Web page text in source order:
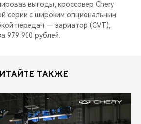
выгоды, кроссовер Chery
серии с широким опциональным
передач — вариатор (CVT),
979 900 рублей.
ТАКЖЕ